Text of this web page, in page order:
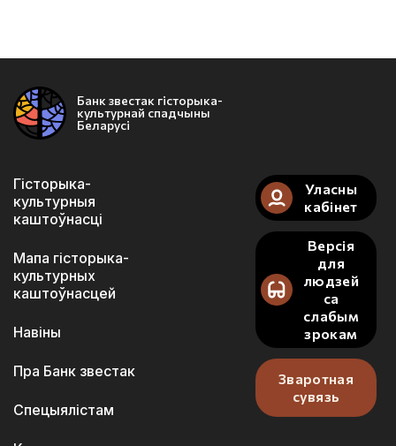
Банк звестак гісторыка-
культурнай спадчыны
Беларусі
Гісторыка-
культурныя
каштоўнасці
Мапа гісторыка-
культурных
каштоўнасцей
Навіны
Пра Банк звестак
Спецыялістам
Уласны
кабінет
Версія
для
людзей
са
слабым
зрокам
Зваротная
сувязь